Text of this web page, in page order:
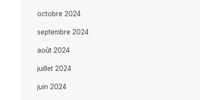
octobre 2024
septembre 2024
août 2024
juillet 2024
juin 2024